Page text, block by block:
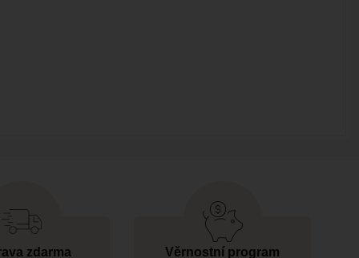
zdarma Věrnostní program